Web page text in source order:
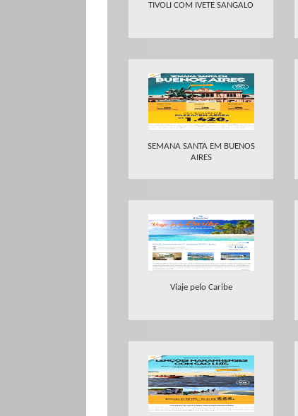
TIVOLI COM IVETE SANGALO
SEMANA SANTA EM BUENOS
AIRES
Viaje pelo Caribe